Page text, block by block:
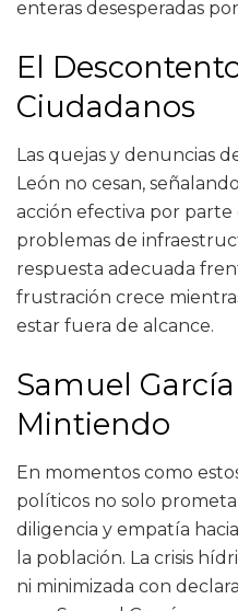
enteras desesperadas
El
Ciudadanos
Las quejas y denuncias
León no cesan,
acción efectiva por parte
problemas de
respuesta adecuada
frustración crece
estar fuera de alcance.
Samuel
Mintiendo
En momentos como
políticos no solo
diligencia y empatía
la población. La crisis
ni minimizada con